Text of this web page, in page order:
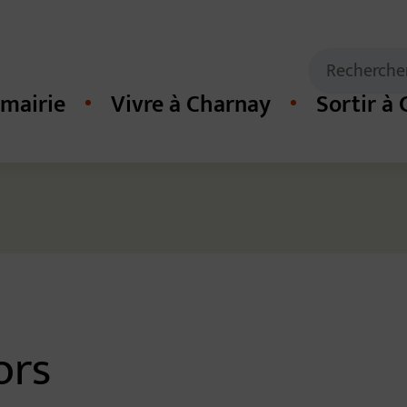
Recherche
Mots clés de
Vivre à Charnay Sortir à